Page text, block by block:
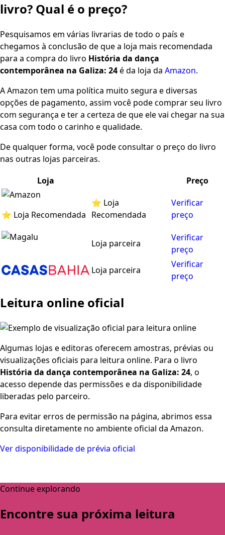
livro? Qual é o preço?
Pesquisamos em várias livrarias de todo o país e
chegamos à conclusão de que a loja mais recomendada
para a compra do livro História da dança
contemporânea na Galiza: 24é da loja da Amazon.
A Amazon tem uma política muito segura e diversas
opções de pagamento, assim você pode comprar seu livro
com segurança e ter a certeza de que ele vai chegar na sua
casa com todo o carinho e qualidade.
De qualquer forma, você pode consultar o preço do livro
nas outras lojas parceiras.
Loja
Preço
⭐ Loja Recomendada
⭐ Loja
Recomendada
Verificar
preço
Loja parceira
Verificar
preço
Loja parceira
Verificar
preço
Leitura online oficial
Algumas lojas e editoras oferecem amostras, prévias ou
visualizações oficiais para leitura online. Para o livro
História da dança contemporânea na Galiza: 24, o
acesso depende das permissões e da disponibilidade
liberadas pelo parceiro.
Para evitar erros de permissão na página, abrimos essa
consulta diretamente no ambiente oficial da Amazon.
Ver disponibilidade de prévia oficial
Continue explorando
Encontre sua próxima leitura